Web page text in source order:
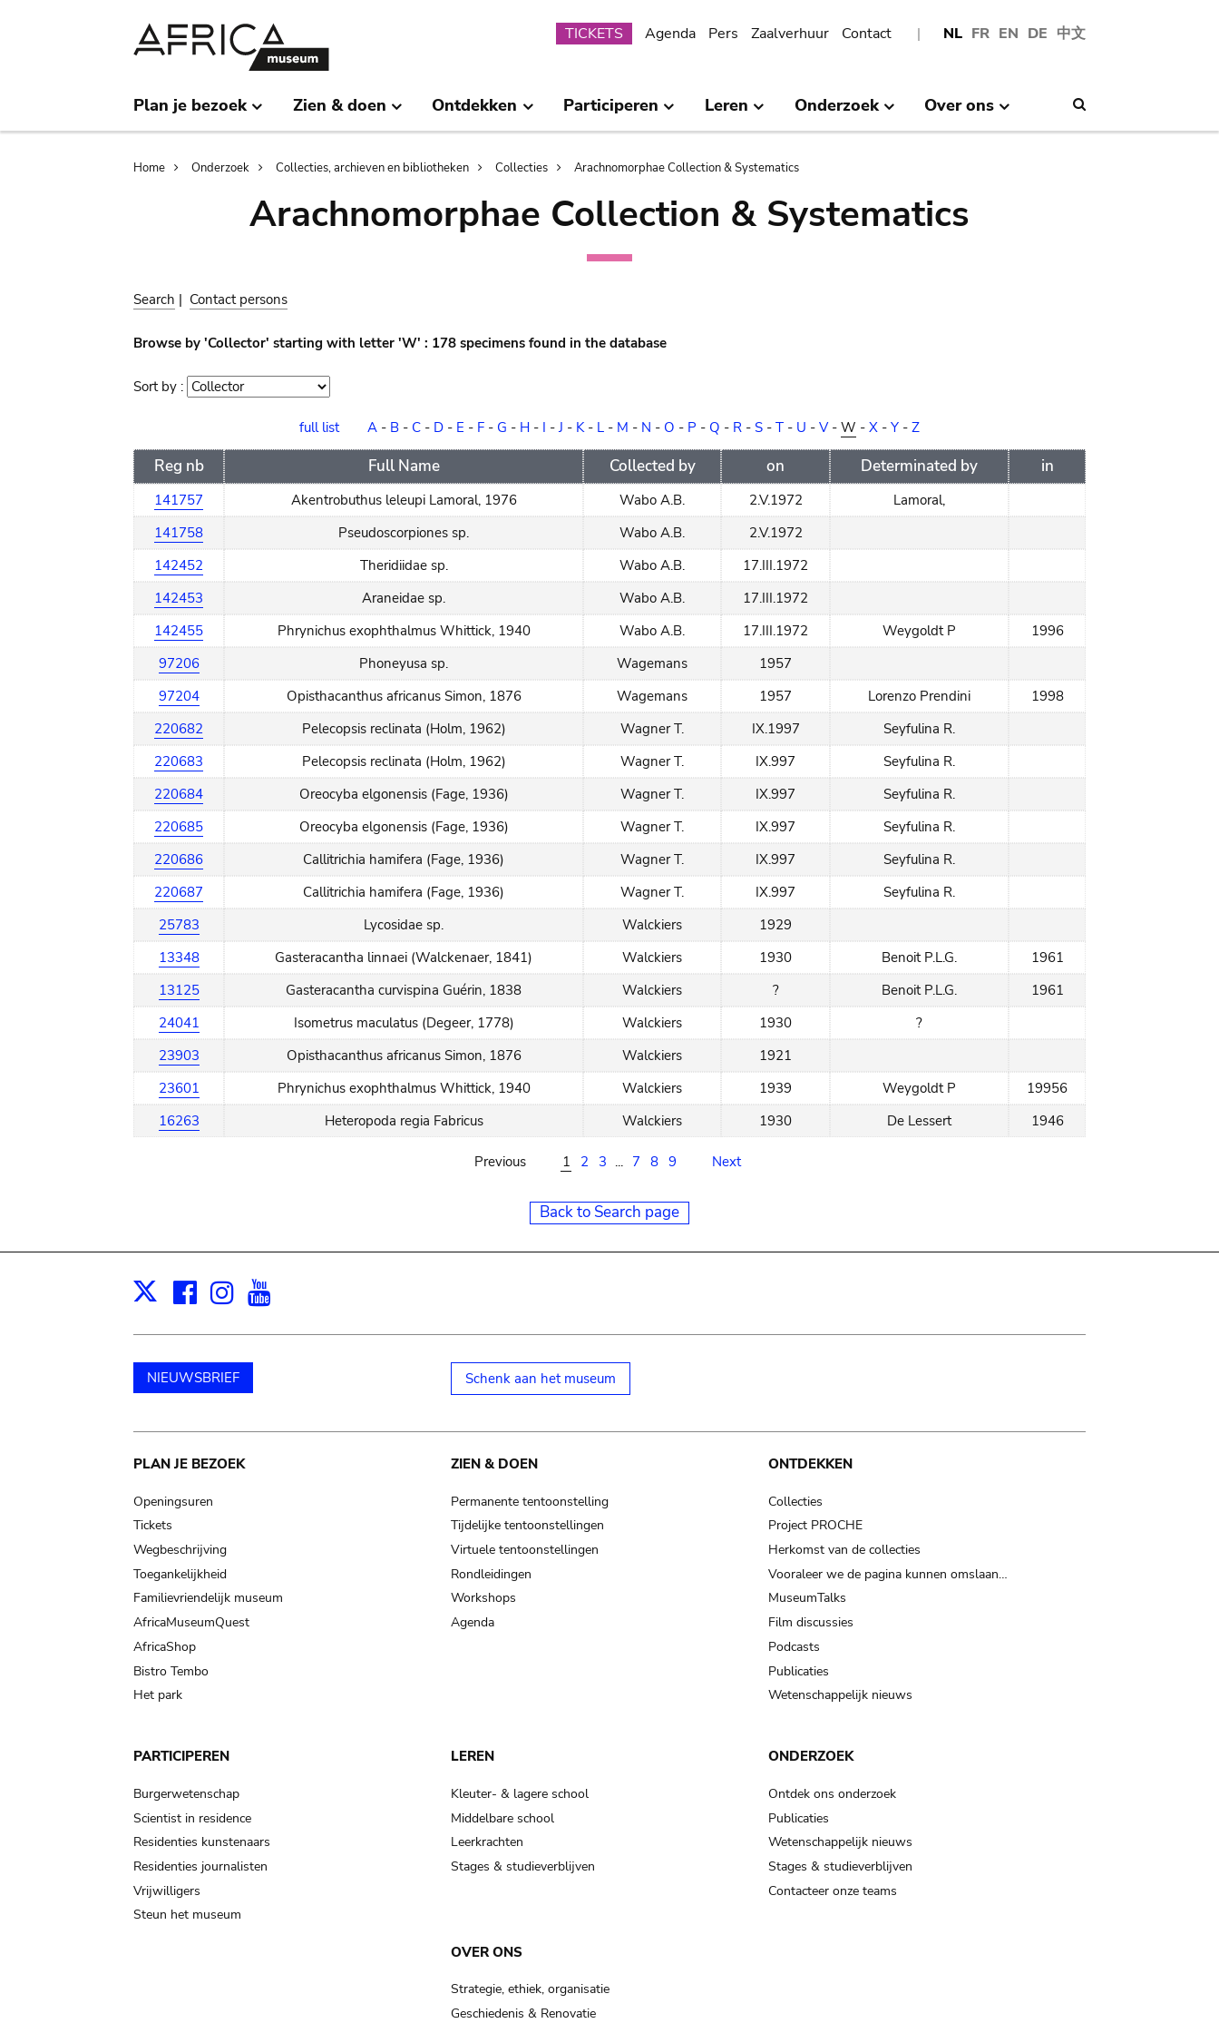
NL FR EN DE 中文
Submenu
TICKETS Agenda Pers Zaalverhuur Contact
Plan je bezoek Zien & doen Ontdekken Participeren Leren Onderzoek Over ons
Breadcrumb
Home Onderzoek Collecties, archieven en bibliotheken Collecties Arachnomorphae Collection & Systematics
Arachnomorphae Collection & Systematics
Search | Contact persons
Browse by 'Collector' starting with letter 'W' : 178 specimens found in the database
Sort by : Sort
full list
A - B - C - D - E - F - G - H - I -J - K- L - M - N - O - P - Q - R - S - T - U - V- W - X - Y - Z
Reg nb Full Name Collected by on Determinated by in
141757 Akentrobuthus leleupi Lamoral, 1976 Wabo A.B. 2.V.1972
Lamoral,
141758
Pseudoscorpiones sp. Wabo A.B.
2.V.1972
142452
Theridiidae sp. Wabo A.B.
17.III.1972
142453
Araneidae sp. Wabo A.B.
17.III.1972
142455
Phrynichus exophthalmus Whittick, 1940 Wabo A.B. 17.III.1972 Weygoldt P
1996
97206
Phoneyusa sp. Wagemans
1957
97204
Opisthacanthus africanus Simon, 1876 Wagemans 1957 Lorenzo Prendini
1998
220682
Pelecopsis reclinata (Holm, 1962) Wagner T. IX.1997
Seyfulina R.
220683
Pelecopsis reclinata (Holm, 1962) Wagner T. IX.997
Seyfulina R.
220684
Oreocyba elgonensis (Fage, 1936) Wagner T. IX.997
Seyfulina R.
220685
Oreocyba elgonensis (Fage, 1936) Wagner T. IX.997
Seyfulina R.
220686
Callitrichia hamifera (Fage, 1936) Wagner T. IX.997
Seyfulina R.
220687
Callitrichia hamifera (Fage, 1936) Wagner T. IX.997
Seyfulina R.
25783
Lycosidae sp. Walckiers
1929
13348
Gasteracantha linnaei (Walckenaer, 1841) Walckiers 1930 Benoit P.L.G.
1961
13125
Gasteracantha curvispina Guérin, 1838 Walckiers ? Benoit P.L.G.
1961
24041
Isometrus maculatus (Degeer, 1778) Walckiers 1930
?
23903
Opisthacanthus africanus Simon, 1876 Walckiers
1921
23601
Phrynichus exophthalmus Whittick, 1940 Walckiers 1939 Weygoldt P
19956
16263
Heteropoda regia Fabricus Walckiers 1930 De Lessert 1946
Previous 1 2 3 ... 7 8 9 Next
Back to Search page
X Facebook
Instagram
NIEUWSBRIEF Schenk aan het museum
Main
navigation
PLAN JE BEZOEK
Openingsuren
Tickets
Wegbeschrijving
Toegankelijkheid
Familievriendelijk museum
AfricaMuseumQuest
AfricaShop
Bistro Tembo
Het park
ZIEN & DOEN
Permanente tentoonstelling
Tijdelijke tentoonstellingen
Virtuele tentoonstellingen
Rondleidingen
Workshops
Agenda
ONTDEKKEN
Collecties
Project PROCHE
Herkomst van de collecties
Vooraleer we de pagina kunnen omslaan…
MuseumTalks
Film discussies
Podcasts
Publicaties
Wetenschappelijk nieuws
PARTICIPEREN
Burgerwetenschap
Scientist in residence
Residenties kunstenaars
Residenties journalisten
Vrijwilligers
Steun het museum
LEREN
Kleuter- & lagere school
Middelbare school
Leerkrachten
Stages & studieverblijven
ONDERZOEK
Ontdek ons onderzoek
Publicaties
Wetenschappelijk nieuws
Stages & studieverblijven
Contacteer onze teams
OVER ONS
Strategie, ethiek, organisatie
Geschiedenis & Renovatie